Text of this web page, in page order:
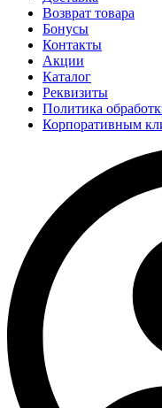
Возврат товара
Бонусы
Контакты
Акции
Каталог
Реквизиты
Политика
Корпоративным